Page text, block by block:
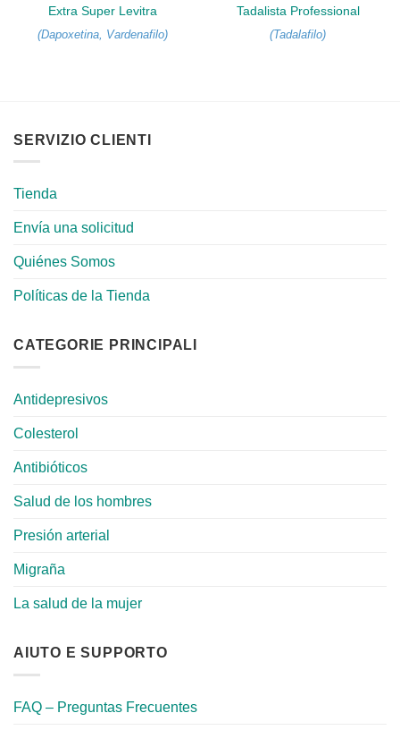
Extra Super Levitra
(Dapoxetina, Vardenafilo)
Tadalista Professional
(Tadalafilo)
SERVIZIO CLIENTI
Tienda
Envía una solicitud
Quiénes Somos
Políticas de la Tienda
CATEGORIE PRINCIPALI
Antidepresivos
Colesterol
Antibióticos
Salud de los hombres
Presión arterial
Migraña
La salud de la mujer
AIUTO E SUPPORTO
FAQ – Preguntas Frecuentes